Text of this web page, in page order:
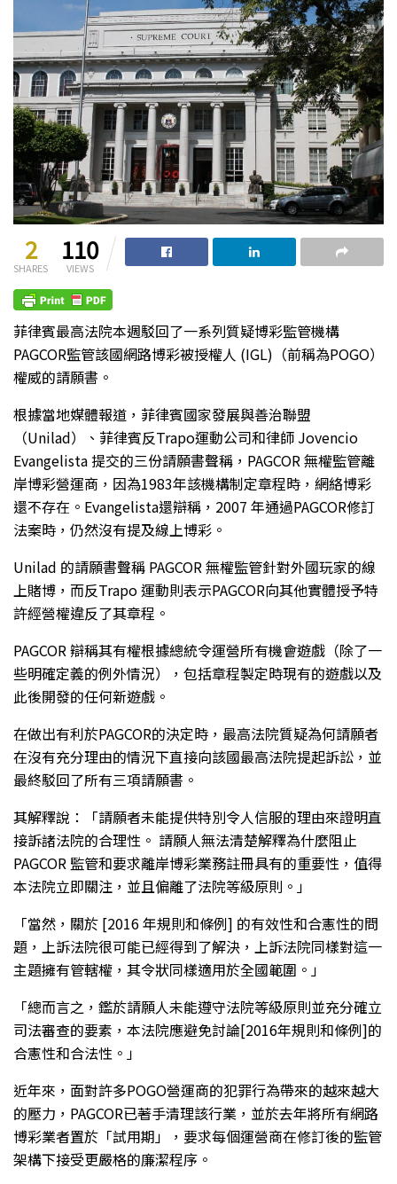
2
SHARES
110
VIEWS
菲律賓最高法院本週駁回了一系列質疑博彩監管機構
PAGCOR監管該國網路博彩被授權人 (IGL)（前稱為POGO）
權威的請願書。
根據當地媒體報道，菲律賓國家發展與善治聯盟
（Unilad）、菲律賓反Trapo運動公司和律師 Jovencio
Evangelista 提交的三份請願書聲稱，PAGCOR 無權監管離
岸博彩營運商，因為1983年該機構制定章程時，網絡博彩
還不存在。Evangelista還辯稱，2007 年通過PAGCOR修訂
法案時，仍然沒有提及線上博彩。
Unilad 的請願書聲稱 PAGCOR 無權監管針對外國玩家的線
上賭博，而反Trapo 運動則表示PAGCOR向其他實體授予特
許經營權違反了其章程。
PAGCOR 辯稱其有權根據總統令運營所有機會遊戲（除了一
些明確定義的例外情況），包括章程製定時現有的遊戲以及
此後開發的任何新遊戲。
在做出有利於PAGCOR的決定時，最高法院質疑為何請願者
在沒有充分理由的情況下直接向該國最高法院提起訴訟，並
最終駁回了所有三項請願書。
其解釋說：「請願者未能提供特別令人信服的理由來證明直
接訴諸法院的合理性。 請願人無法清楚解釋為什麼阻止
PAGCOR 監管和要求離岸博彩業務註冊具有的重要性，值得
本法院立即關注，並且偏離了法院等級原則。」
「當然，關於 [2016 年規則和條例] 的有效性和合憲性的問
題，上訴法院很可能已經得到了解決，上訴法院同樣對這一
主題擁有管轄權，其令狀同樣適用於全國範圍。」
「總而言之，鑑於請願人未能遵守法院等級原則並充分確立
司法審查的要素，本法院應避免討論[2016年規則和條例]的
合憲性和合法性。」
近年來，面對許多POGO營運商的犯罪行為帶來的越來越大
的壓力，PAGCOR已著手清理該行業，並於去年將所有網路
博彩業者置於「試用期」，要求每個運營商在修訂後的監管
架構下接受更嚴格的廉潔程序。